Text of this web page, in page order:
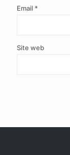
Email *
Site web